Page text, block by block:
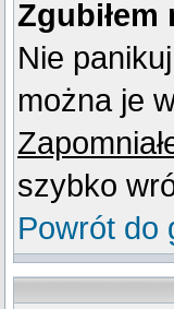
Zgubiłem
Nie
można je
szybko
Powrót do